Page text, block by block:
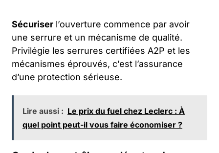
Sécuriser l’ouverture commence par avoir
une serrure et un mécanisme de qualité.
Privilégie les serrures certifiées A2P et les
mécanismes éprouvés, c’est l’assurance
d’une protection sérieuse.
Lire aussi : Le prix du fuel chez Leclerc : À
quel point peut-il vous faire économiser ?